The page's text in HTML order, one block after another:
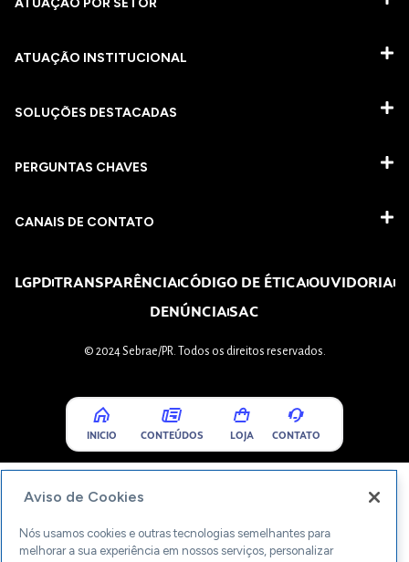
ATUAÇÃO POR SETOR
ATUAÇÃO INSTITUCIONAL
SOLUÇÕES DESTACADAS
PERGUNTAS CHAVES​
CANAIS DE CONTATO
LGPDTRANSPARÊNCIACÓDIGO DE ÉTICAOUVIDORIA
DENÚNCIASAC
© 2024 Sebrae/PR. Todos os direitos reservados.
INICIO CONTEÚDOS LOJA CONTATO
Aviso de Cookies
Nós usamos cookies e outras tecnologias semelhantes para
melhorar a sua experiência em nossos serviços, personalizar